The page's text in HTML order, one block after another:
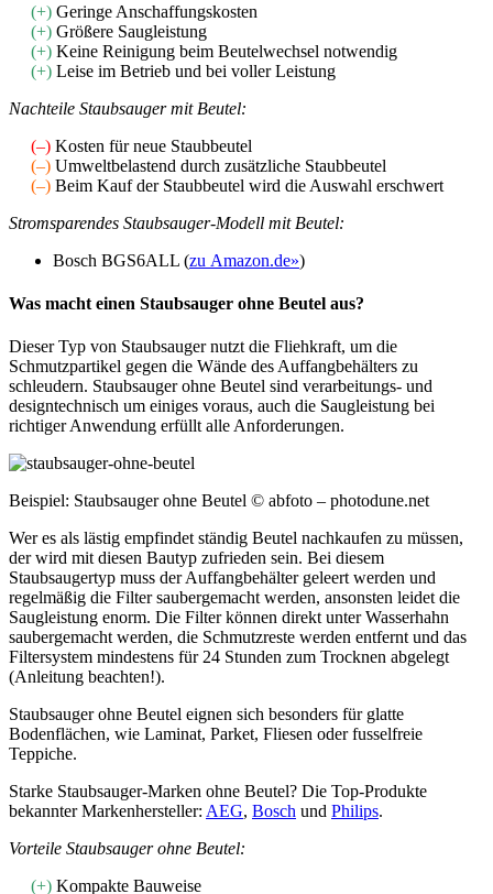
(+) Geringe Anschaffungskosten
(+) Größere Saugleistung
(+) Keine Reinigung beim Beutelwechsel notwendig
(+) Leise im Betrieb und bei voller Leistung
Nachteile Staubsauger mit Beutel:
(–) Kosten für neue Staubbeutel
(–) Umweltbelastend durch zusätzliche Staubbeutel
(–) Beim Kauf der Staubbeutel wird die Auswahl erschwert
Stromsparendes Staubsauger-Modell mit Beutel:
Bosch BGS6ALL (zu Amazon.de»)
Was macht einen Staubsauger ohne Beutel aus?
Dieser Typ von Staubsauger nutzt die Fliehkraft, um die
Schmutzpartikel gegen die Wände des Auffangbehälters zu
schleudern. Staubsauger ohne Beutel sind verarbeitungs- und
designtechnisch um einiges voraus, auch die Saugleistung bei
richtiger Anwendung erfüllt alle Anforderungen.
Beispiel: Staubsauger ohne Beutel © abfoto – photodune.net
Wer es als lästig empfindet ständig Beutel nachkaufen zu müssen,
der wird mit diesen Bautyp zufrieden sein. Bei diesem
Staubsaugertyp muss der Auffangbehälter geleert werden und
regelmäßig die Filter saubergemacht werden, ansonsten leidet die
Saugleistung enorm. Die Filter können direkt unter Wasserhahn
saubergemacht werden, die Schmutzreste werden entfernt und das
Filtersystem mindestens für 24 Stunden zum Trocknen abgelegt
(Anleitung beachten!).
Staubsauger ohne Beutel eignen sich besonders für glatte
Bodenflächen, wie Laminat, Parket, Fliesen oder fusselfreie
Teppiche.
Starke Staubsauger-Marken ohne Beutel? Die Top-Produkte
bekannter Markenhersteller: AEG, Bosch und Philips.
Vorteile Staubsauger ohne Beutel:
(+) Kompakte Bauweise